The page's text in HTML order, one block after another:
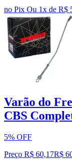
no Pix Ou 1x de R$
Varão do
CBS
5% OFF
Preço R$ 60,17R$